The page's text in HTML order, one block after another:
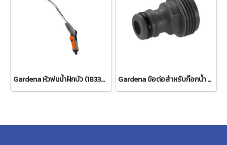
Gardena หัวพ่นน้ำฝักบัว (18330-20) Gardena ข้อต่อสำหรับก๊อกน้ำ ขนาด 3/4" (26.5 มม.) (00921-50)